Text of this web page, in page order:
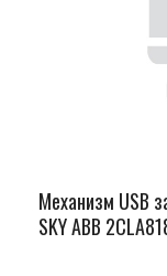
Механизм USB
SKY ABB